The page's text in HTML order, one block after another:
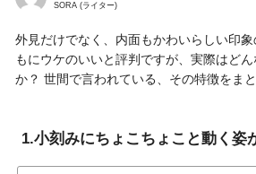
SORA (ライター)
外見だけでなく、内面もかわいらしい印
もにウケのいいと評判ですが、実際はど
か？ 世間で言われている、その特徴をま
1.小刻みにちょこちょこと動く姿